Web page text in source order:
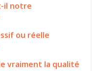
il notre
ou réelle
vraiment la qualité